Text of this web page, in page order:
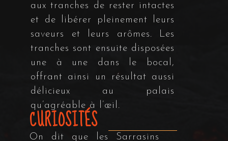
aux tranches de rester intactes
et de libérer pleinement leurs
saveurs et leurs arômes. Les
tranches sont ensuite disposées
une à une dans le bocal,
offrant ainsi un résultat aussi
délicieux au palais
qu’agréable à l’œil.
CURIOSITÉS
On dit que les Sarrasins